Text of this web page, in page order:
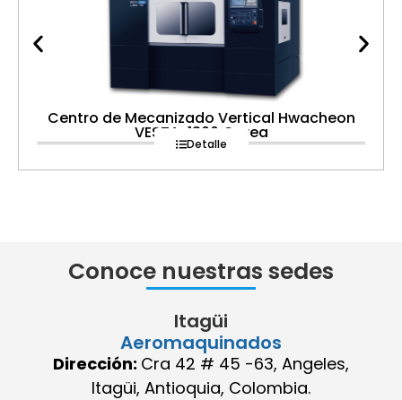
Centro de Mecanizado Vertical Hwacheon
VESTA-1300 Corea
Detalle
Conoce nuestras sedes
Itagüi
Aeromaquinados
Dirección: Cra 42 # 45 -63, Angeles,
Itagüi, Antioquia, Colombia.